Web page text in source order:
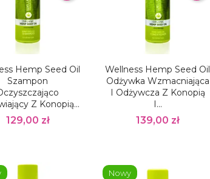
Hemp Seed Oil
Szampon
Z Konopią...
129,00 zł
Wellness Hemp Seed Oil
Odżywka Wzmacniająca
I Odżywcza Z Konopią
I...
139,00 zł
Nowy